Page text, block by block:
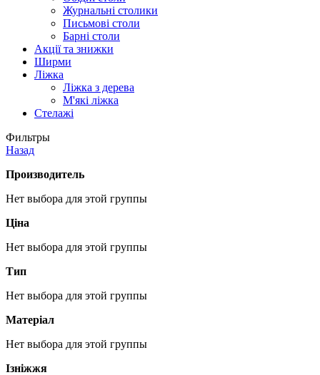
Журнальні столики
Письмові столи
Барні столи
Акції та знижки
Ширми
Ліжка
Ліжка з дерева
М'які ліжка
Стелажі
Фильтры
Назад
Производитель
Нет выбора для этой группы
Ціна
Нет выбора для этой группы
Тип
Нет выбора для этой группы
Матеріал
Нет выбора для этой группы
Ізніжжя